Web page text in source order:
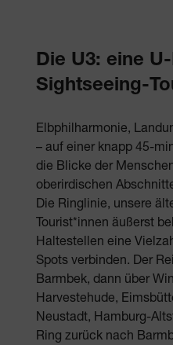
Die U3: eine
Sightseeing-
Elbphilharmonie,
– auf einer knapp 45-
die Blicke der
oberirdischen
Die Ringlinie, unsere
Tourist*innen äußerst
Haltestellen eine
Spots verbinden. Der
Barmbek, dann über
Harvestehude,
Neustadt, Hamburg-
Ring zurück nach